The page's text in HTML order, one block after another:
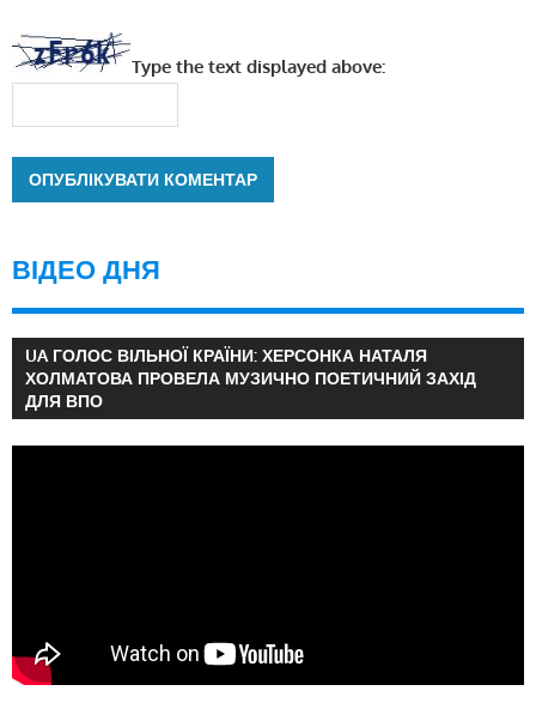
Type the text displayed above:
ВІДЕО ДНЯ
UA ГОЛОС ВІЛЬНОЇ КРАЇНИ: ХЕРСОНКА НАТАЛЯ
ХОЛМАТОВА ПРОВЕЛА МУЗИЧНО ПОЕТИЧНИЙ ЗАХІД
ДЛЯ ВПО